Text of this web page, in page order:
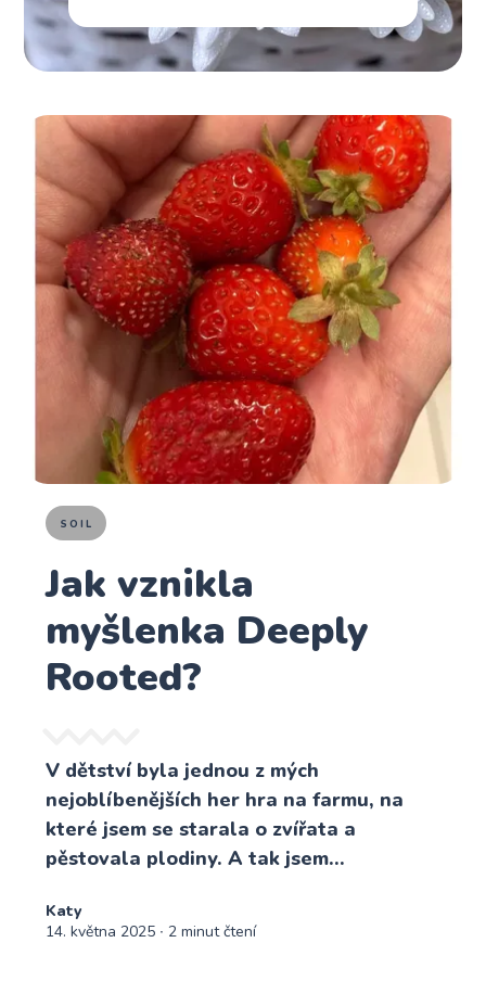
SOIL
Jak vznikla
myšlenka Deeply
Rooted?
V dětství byla jednou z mých
nejoblíbenějších her hra na farmu, na
které jsem se starala o zvířata a
pěstovala plodiny. A tak jsem...
Katy
14. května 2025 ∙ 2 minut čtení